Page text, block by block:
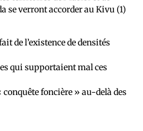
se verront accorder au Kivu (1)
de l’existence de densités
qui supportaient mal ces
foncière » au-delà des